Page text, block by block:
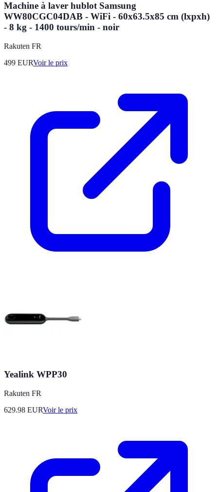
Machine à laver hublot Samsung
WW80CGC04DAB - WiFi - 60x63.5x85 cm (lxpxh)
- 8 kg - 1400 tours/min - noir
Rakuten FR
499 EURVoir le prix
Yealink WPP30
Rakuten FR
629.98 EURVoir le prix